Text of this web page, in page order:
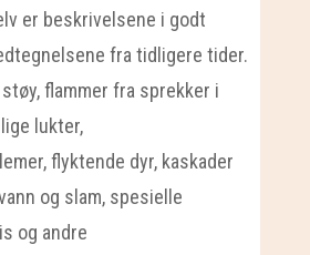
er beskrivelsene i godt
fra tidligere tider.
flammer fra sprekker i
lukter,
flyktende dyr, kaskader
og slam, spesielle
og andre